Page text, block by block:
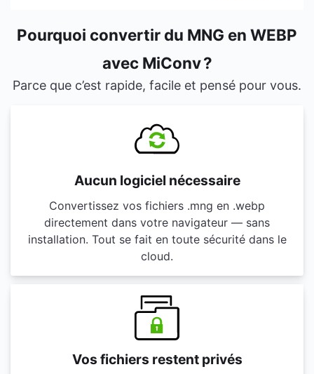
Pourquoi convertir du MNG en WEBP
avec MiConv ?
Parce que c’est rapide, facile et pensé pour vous.
Aucun logiciel nécessaire
Convertissez vos fichiers .mng en .webp
directement dans votre navigateur — sans
installation. Tout se fait en toute sécurité dans le
cloud.
Vos fichiers restent privés